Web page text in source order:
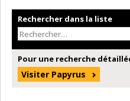
Rechercher dans la liste
Pour une recherche
Visiter Papyrus